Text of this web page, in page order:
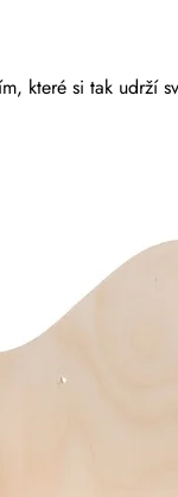
které si tak udrží